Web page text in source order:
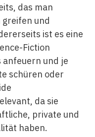
das man
und
ist es eine
Fiction
und je
schüren oder
da sie
private und
haben.